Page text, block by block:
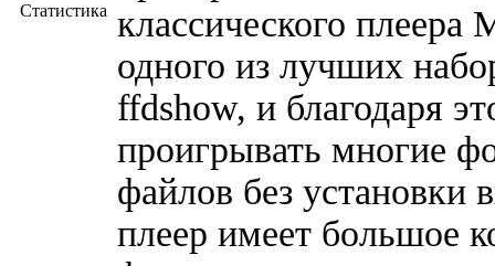
Статистика классического плеера
одного из лучших
ffdshow, и благодаря
проигрывать многие
файлов без установки
плеер имеет большое